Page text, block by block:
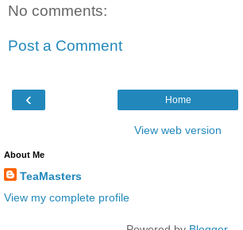
No comments:
Post a Comment
‹ Home
View web version
About Me
TeaMasters
View my complete profile